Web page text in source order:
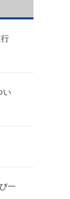
い
一